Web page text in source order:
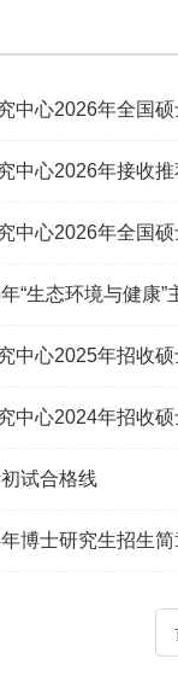
中心2026年全国
中心2026年接收
中心2026年全国
“生态环境与健康
中心2025年招收
中心2024年招收
试合格线
博士研究生招生简